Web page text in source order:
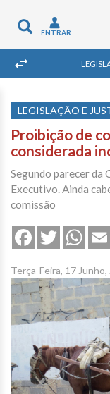
Toggle
navigation
ENTRAR
LEGISLAÇÃO E
Proibição de
considerada
Segundo parecer da
Executivo. Ainda
comissão
FacebookTwitter
Terça-Feira, 17